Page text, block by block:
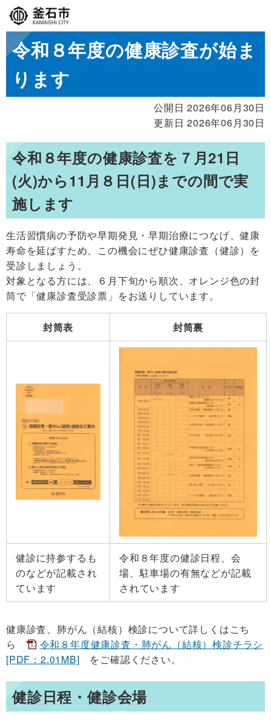
令和８年度の健康診査が始ま
ります
公開日 2026年06月30日
更新日 2026年06月30日
令和８年度の健康診査を ７月21日
(火)から11月８日(日)までの間で実
施します
生活習慣病の予防や早期発見・早期治療につなげ、健康
寿命を延ばすため、この機会にぜひ健康診査（健診）を
受診しましょう。
対象となる方には、６月下旬から順次、オレンジ色の封
筒で「健康診査受診票」をお送りしています。
封筒表 封筒裏
健診に持参するも
のなどが記載され
ています
令和８年度の健診日程、会
場、駐車場の有無などが記載
されています
健康診査、肺がん（結核）検診について詳しくはこち
ら
令和８年度健康診査・肺がん（結核）検診チラシ
[PDF：2.01MB] をご確認ください。
健診日程・健診会場